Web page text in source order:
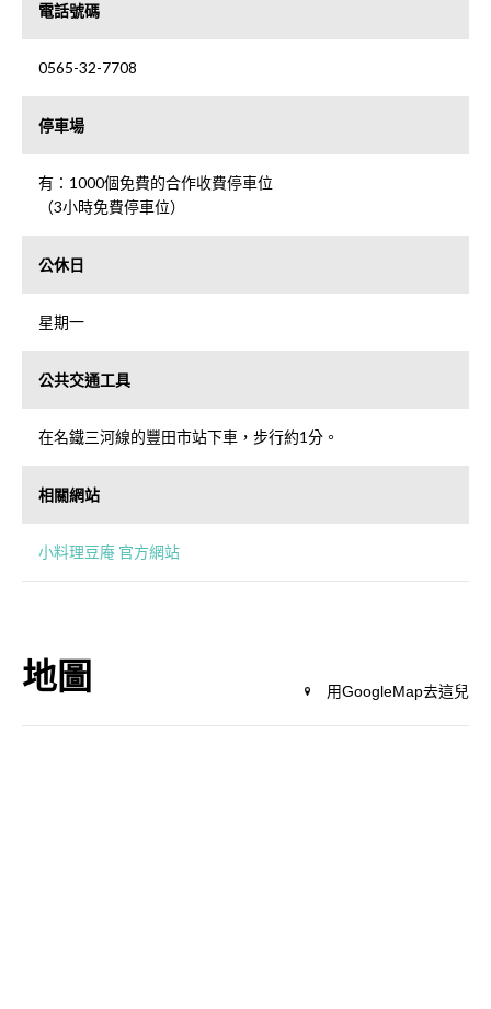
電話號碼
0565-32-7708
停車場
有：1000個免費的合作收費停車位
（3小時免費停車位）
公休日
星期一
公共交通工具
在名鐵三河線的豐田市站下車，步行約1分。
相關網站
小料理豆庵 官方網站
地圖 用GoogleMap去這兒